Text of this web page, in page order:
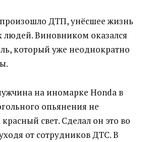
ДТП, унёсшее жизнь
Виновником оказался
который уже неоднократно
на иномарке Honda в
опьянения не
свет. Сделал он это во
от сотрудников ДТС. В